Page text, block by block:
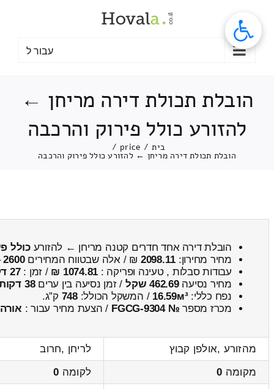
עבור ל
הובלת תכולת דירה מריחן ←
להזורע כולל פירוק והרכבה
בית /
price
/
הובלת תכולת דירה מריחן ← להזורע כולל פירוק והרכבה
הובלת דירה אחד חדרים קטנה מריחן ← להזורעכולל
מחיר מחירון: 2098.11 ₪ / אלה שבטווח המחירים2600
עבודות סבלות , טעינה ופריקה : 1074.81 ₪ / זמן :27 דקות 54 שניות
מחיר נסיעה462.69 שקל / זמן נסיעה בין ערים38 דקות
נפח כללי:16.59м³ / המשקל הכולל:748 ק”ג.
מכרז מספר № FGCG-9304 / הצעת מחיר עבור : אורה
מהזורע ,אולפן קבוץ
לריחן ,חרוב
מקומה 0 לקומה 0